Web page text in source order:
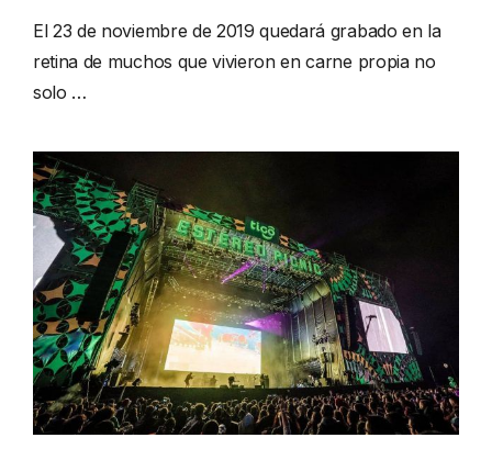
El 23 de noviembre de 2019 quedará grabado en la
retina de muchos que vivieron en carne propia no
solo …